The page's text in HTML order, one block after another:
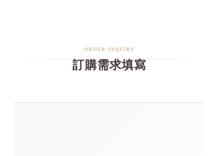
ORDER INQUIRY
訂購需求填寫